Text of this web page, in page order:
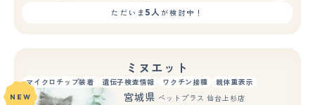
ただいま 5人が検討中！
ミヌエット
マイクロチップ装着 遺伝子検査情報 ワクチン接種 親体重表示
NEW 宮城県 ペットプラス 仙台上杉店